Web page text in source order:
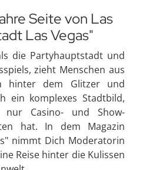
Seite von Las
Las Vegas"
die Partyhauptstadt und
zieht Menschen aus
hinter dem Glitzer und
ein komplexes Stadtbild,
Casino- und Show-
hat. In dem Magazin
nimmt Dich Moderatorin
Reise hinter die Kulissen